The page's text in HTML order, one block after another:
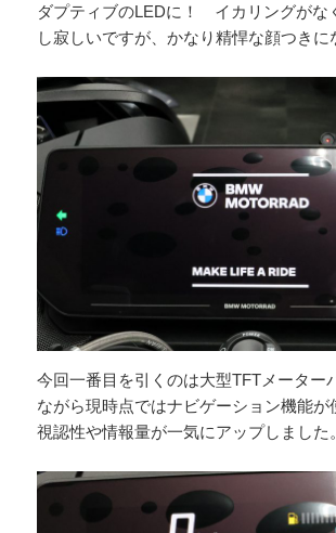
ダプティブのLEDに！ イカリングがな
し寂しいですが、かなり精悍な顔つきに
今回一番目を引くのは大型TFTメータ
ながら現時点ではナビゲーション機能が
視認性や情報量が一気にアップしました。